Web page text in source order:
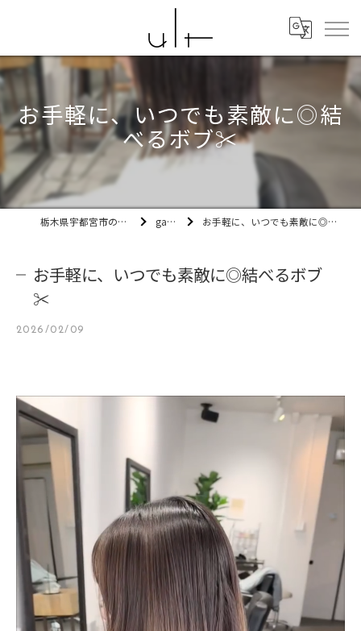
お手軽に、いつでも素敵に◎結
べるボブ✂
栃木県宇都宮市の美容室ult gallery お手軽に、いつでも素敵に◎結べるボブ✂
お手軽に、いつでも素敵に◎結べるボブ
✂
2026/02/09